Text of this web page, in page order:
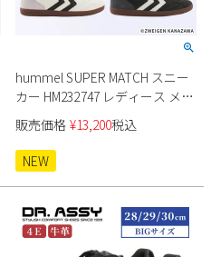
hummel SUPER MATCH スニー
カー HM232747 レディース メン
ズ ユニセックス
販売価格 ¥13,200税込
NEW